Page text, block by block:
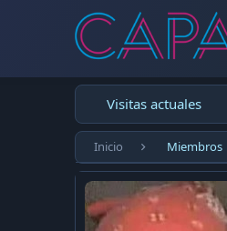
Visitas actuales
Inicio Miembros